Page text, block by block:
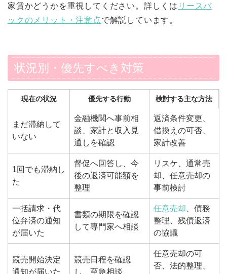
家賃かどうかを重視してください。詳しくは リースバ
ックのメリット・注意点で解説しています。
状況別・優先すべき対策
現在の状況 優先する行動 検討する主な方法
まだ滞納して
いない
金融機関へ事前相
談、家計と収入見
通しを確認
返済条件変更、
借換えの可否、
家計改善
1回でも滞納し
た
督促へ回答し、今
後の返済可能額を
整理
リスケ、通常売
却、任意売却の
事前検討
一括請求・代
位弁済の通知
が届いた
書類の期限を確認
して専門家へ相談
任意売却 、債務
整理、残債返済
の協議
競売開始決定
通知が届いた
競売日程を確認
し、至急相談
任意売却の可
否、法的整理、